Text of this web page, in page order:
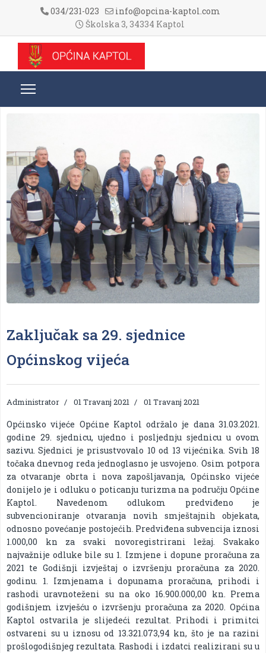
034/231-023
info@opcina-kaptol.com
Školska 3, 34334 Kaptol
Zaključak sa 29. sjednice
Općinskog vijeća
Administrator 01 Travanj 2021 01 Travanj 2021
Općinsko vijeće Općine Kaptol održalo je dana 31.03.2021.
godine 29. sjednicu, ujedno i posljednju sjednicu u ovom
sazivu. Sjednici je prisustvovalo 10 od 13 vijećnika. Svih 18
točaka dnevnog reda jednoglasno je usvojeno. Osim potpora
za otvaranje obrta i nova zapošljavanja, Općinsko vijeće
donijelo je i odluku o poticanju turizma na području Općine
Kaptol. Navedenom odlukom predviđeno je
subvencioniranje otvaranja novih smještajnih objekata,
odnosno povećanje postojećih. Predviđena subvencija iznosi
1.000,00 kn za svaki novoregistrirani ležaj. Svakako
najvažnije odluke bile su 1. Izmjene i dopune proračuna za
2021 te Godišnji izvještaj o izvršenju proračuna za 2020.
godinu. 1. Izmjenama i dopunama proračuna, prihodi i
rashodi uravnoteženi su na oko 16.900.000,00 kn. Prema
godišnjem izvješću o izvršenju proračuna za 2020. Općina
Kaptol ostvarila je slijedeći rezultat. Prihodi i primitci
ostvareni su u iznosu od 13.321.073,94 kn, što je na razini
prošlogodišnjeg rezultata. Rashodi i izdatci realizirani su u